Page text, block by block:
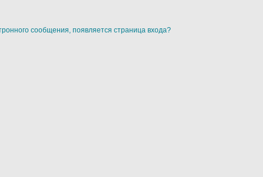
сообщения, появляется страница входа?